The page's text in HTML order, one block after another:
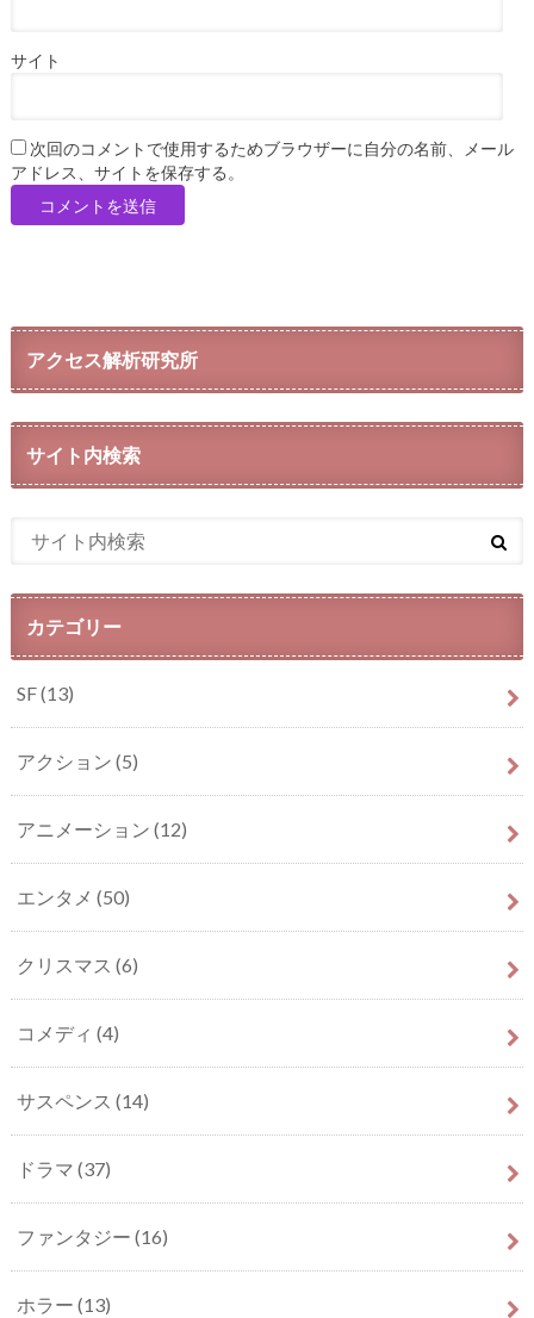
サイト
次回のコメントで使用するためブラウザーに自分の名前、メール
アドレス、サイトを保存する。
アクセス解析研究所
サイト内検索
カテゴリー
SF(13)
アクション (5)
アニメーション (12)
エンタメ (50)
クリスマス (6)
コメディ (4)
サスペンス (14)
ドラマ (37)
ファンタジー (16)
ホラー (13)